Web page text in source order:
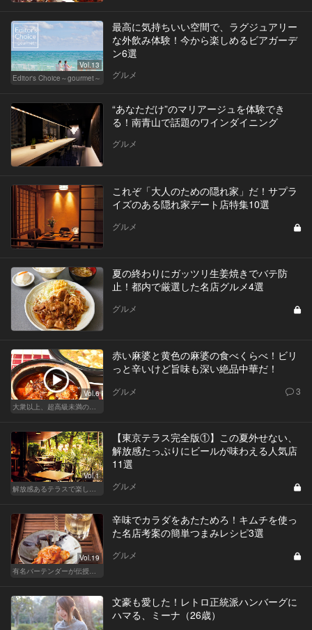
Vol.13
Editor's Choice～gourmet～
最高に気持ちいい空間で、ラグジュアリー
な外飲み体験！今から楽しめるビアガーデ
ン6選
グルメ
“あなただけ”のマリアージュを体験でき
る！南青山で話題のワインダイニング
グルメ
これぞ「大人のための隠れ家」だ！サプラ
イズのある隠れ家デート店特集10選
グルメ
夏の終わりにガッツリ生姜焼きでバテ防
止！都内で厳選した名店グルメ4選
グルメ
Vol.6
赤い麻婆と黄色の麻婆の食べくらべ！ビリ
っと辛いけど旨味も深い絶品中華だ！
グルメ 3
Vol.1
【東京テラス完全版①】この夏外せない、
解放感たっぷりにビールが味わえる人気店
11選
グルメ
Vol.19
辛味でカラダをあたためろ！キムチを使っ
た名店考案の簡単つまみレシピ3選
グルメ
文豪も愛した！レトロ正統派ハンバーグに
ハマる、ミーナ（26歳）